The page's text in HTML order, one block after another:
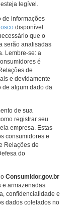
legível.
de informações
disponível
que o
serão analisadas
Lembre-se: a
é
de
e devidamente
de algum dado da
de sua
registrar seu
empresa. Estas
consumidores e
Relações de
do
Consumidor.gov.br
e armazenadas
confidencialidade e
dados coletados no